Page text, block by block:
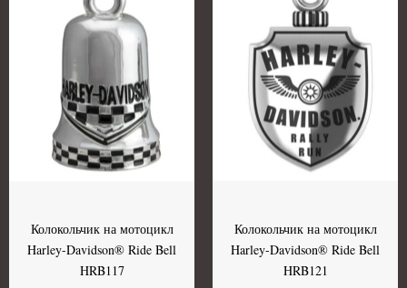
Колокольчик на мотоцикл
Harley-Davidson® Ride Bell
HRB117
Колокольчик на мотоцикл
Harley-Davidson® Ride Bell
HRB121